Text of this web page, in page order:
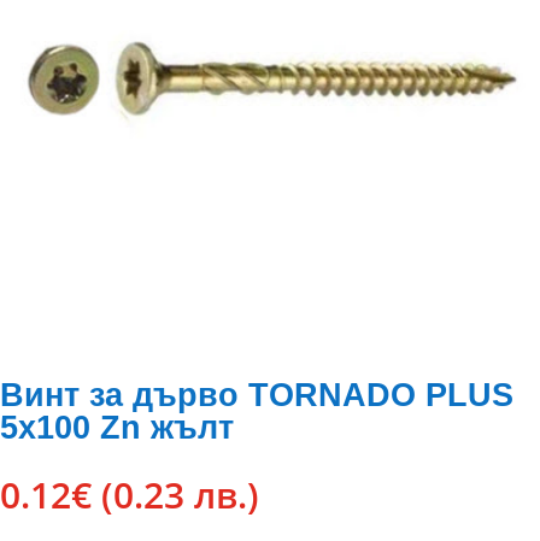
Винт за дърво TORNADO PLUS
5х100 Zn жълт
0.12€ (0.23 лв.)